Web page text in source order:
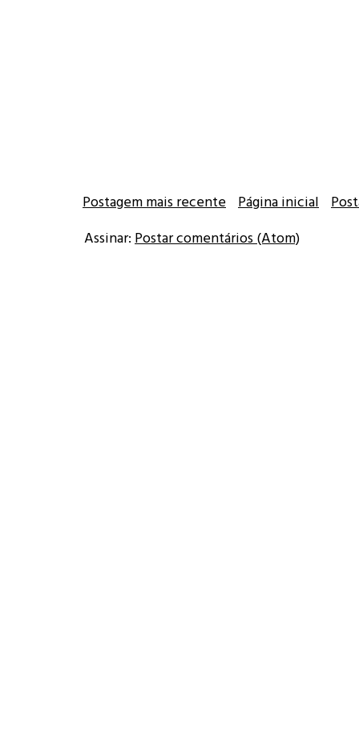
Postagem mais recente Página inicial
Assinar: Postar comentários (Atom)